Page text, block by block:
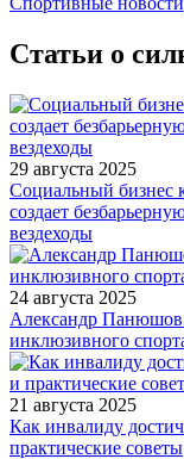
Статьи о
29 августа 2025
Социальный бизнес
создает
вездеходы
24 августа 2025
Александр
инклюзивного
21 августа 2025
Как инвалиду
практические советы